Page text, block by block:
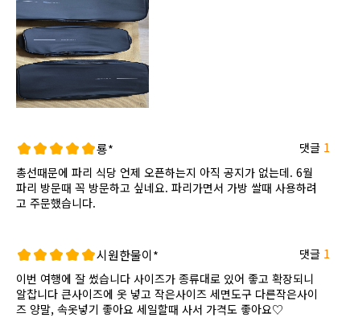
룡* 댓글 1
총선때문에 파리 식당 언제 오픈하는지 아직 공지가 없는데. 6월
파리 방문때 꼭 방문하고 싶네요. 파리가면서 가방 쌀때 사용하려
고 주문했습니다.
시원한물이* 댓글 1
이번 여행에 잘 썼습니다 사이즈가 종류대로 있어 좋고 확장되니
알찹니다 큰사이즈에 옷 넣고 작은사이즈 세면도구 다른작은사이
즈 양말, 속옷넣기 좋아요 세일할때 사서 가격도 좋아요♡